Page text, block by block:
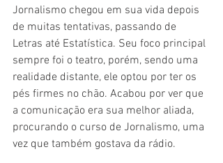
Jornalismo chegou em sua vida depois
de muitas tentativas, passando de
Letras até Estatística. Seu foco principal
sempre foi o teatro, porém, sendo uma
realidade distante, ele optou por ter os
pés firmes no chão. Acabou por ver que
a comunicação era sua melhor aliada,
procurando o curso de Jornalismo, uma
vez que também gostava da rádio.